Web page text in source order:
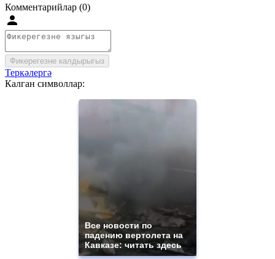
Комментарийлар (0)
Фикерегезне калдырыгыз
Теркәлергә
Калган символлар:
Все новости по
падению вертолета на
Кавказе: читать здесь